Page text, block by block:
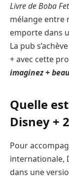
Livre de Boba
mélange entre
emporte dans
La pub
+ avec cette
imaginez +
Quelle
Disney +
Pour
internationale,
dans une